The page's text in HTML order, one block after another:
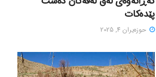
پێدەکات
حوزه‌یران 4, 2025